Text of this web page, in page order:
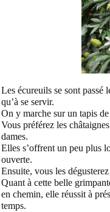
Les écureuils se sont passé
qu’à se servir.
On y marche sur un tapis
Vous préférez les
dames.
Elles s’offrent un peu plus
ouverte.
Ensuite, vous les
Quant à cette belle
en chemin, elle réussit à
temps.